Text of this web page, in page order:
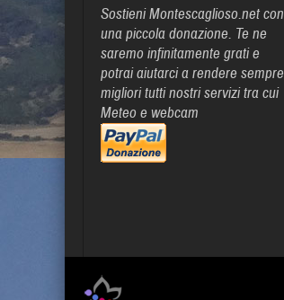
Sostieni Montescaglioso.net con
una piccola donazione. Te ne
saremo infinitamente grati e
potrai aiutarci a rendere sempre
migliori tutti nostri servizi tra cui
Meteo e webcam